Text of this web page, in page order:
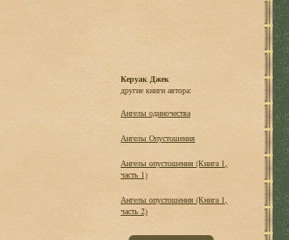
Керуак Джек
другие книги автора:
Ангелы одиночества
Ангелы Опустошения
Ангелы опустошения (Книга 1,
часть 1)
Ангелы опустошения (Книга 1,
часть 2)